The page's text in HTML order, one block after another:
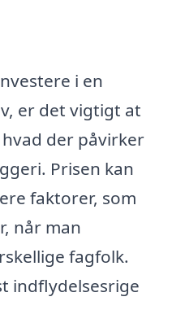
i en
er det vigtigt at
der påvirker
Prisen kan
faktorer, som
når man
fagfolk.
indflydelsesrige